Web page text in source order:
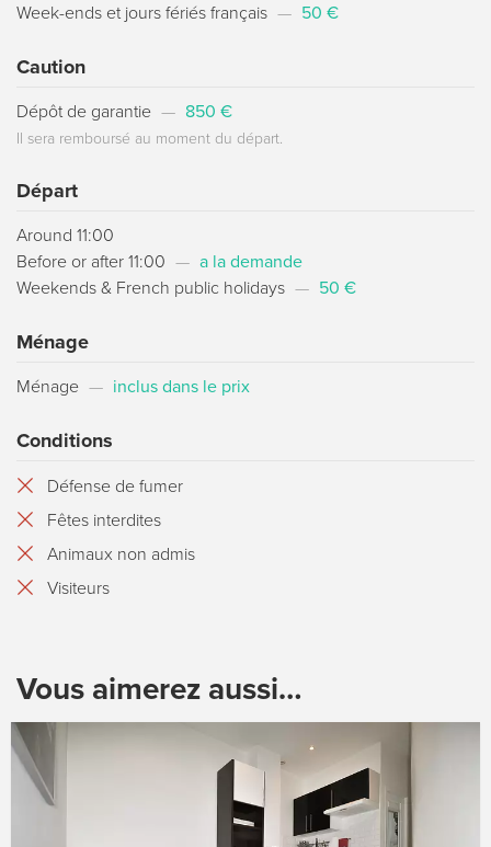
Week-ends et jours fériés français — 50 €
Caution
Dépôt de garantie — 850 €
Il sera remboursé au moment du départ.
Départ
Around 11:00
Before or after 11:00 — a la demande
Weekends & French public holidays — 50 €
Ménage
Ménage — inclus dans le prix
Conditions
Défense de fumer
Fêtes interdites
Animaux non admis
Visiteurs
Vous aimerez aussi…